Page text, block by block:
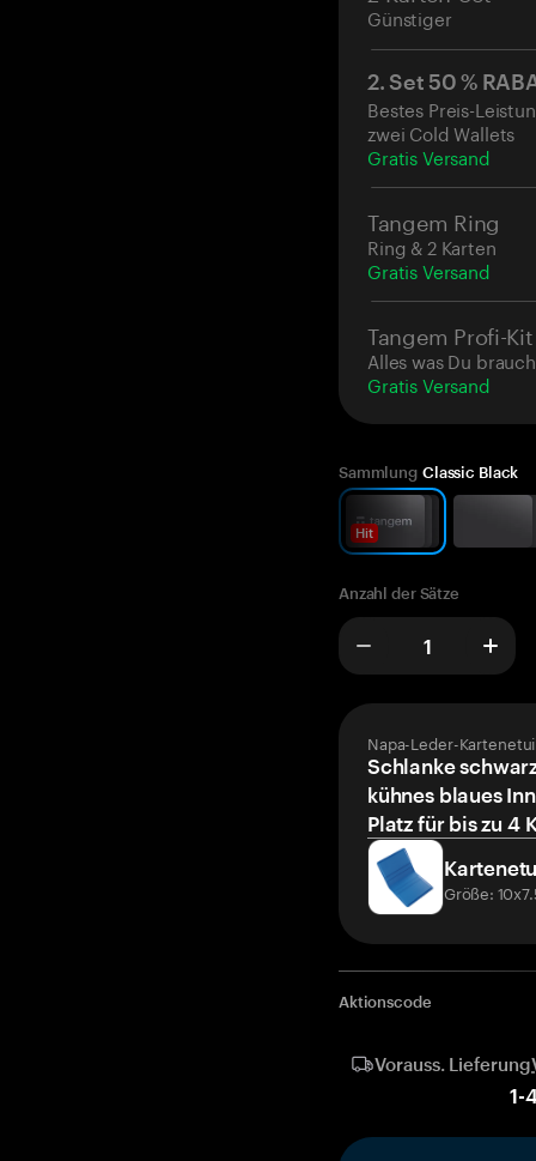
nach
Günstiger
2. Set 50 %
Bestes Preis-
zwei Cold Wallets
Gratis Versand
Tangem Ring
Ring & 2 Karten
Gratis Versand
Tangem Profi-Kit
Alles was Du
Gratis Versand
Sammlung Classic Black
Hit
Anzahl der Sätze
Napa-Leder-
Schlanke
kühnes blaues
Platz für bis zu 4
Größe:
Aktionscode
Vorauss. Lieferung
1-